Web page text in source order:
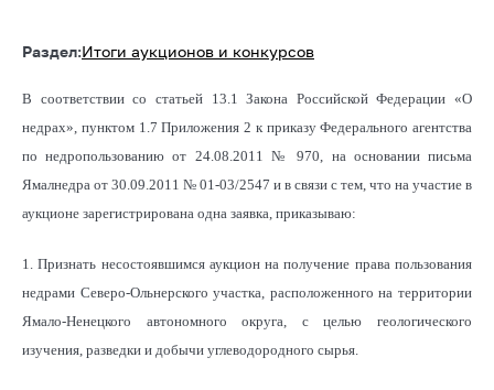
Раздел:Итоги аукционов и конкурсов
В соответствии со статьей 13.1 Закона Российской Федерации «О
недрах», пунктом 1.7 Приложения 2 к приказу Федерального агентства
по недропользованию от 24.08.2011 № 970, на основании письма
Ямалнедра от 30.09.2011 № 01-03/2547 и в связи с тем, что на участие в
аукционе зарегистрирована одна заявка, приказываю:
1. Признать несостоявшимся аукцион на получение права пользования
недрами Северо-Ольнерского участка, расположенного на территории
Ямало-Ненецкого автономного округа, с целью геологического
изучения, разведки и добычи углеводородного сырья.